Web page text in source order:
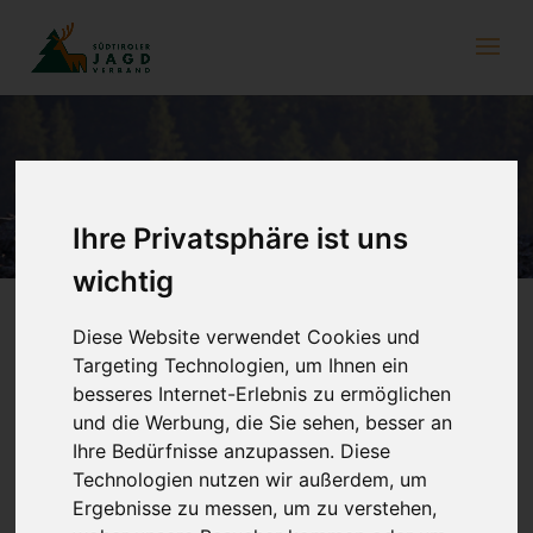
Ihre Privatsphäre ist uns
wichtig
Diese Website verwendet Cookies und
Targeting Technologien, um Ihnen ein
besseres Internet-Erlebnis zu ermöglichen
und die Werbung, die Sie sehen, besser an
Ihre Bedürfnisse anzupassen. Diese
Technologien nutzen wir außerdem, um
Ergebnisse zu messen, um zu verstehen,
Versicherung – ein Muss!
Die Jagdausübung ist mit Risiken verbunden, auch für den Jäger
selbst. Selbst wenn die meisten Missgeschicke glimpflich
ausgehen, kommt es mitunter auch zu mehr oder weniger
schweren Verletzungen, zu tödlichen Unfällen und zu
Sachschäden. Wer in Südtirol die Jagd ausüben möchte, muss